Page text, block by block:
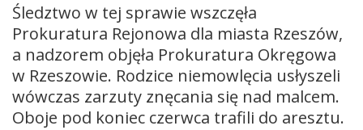
Śledztwo w tej sprawie wszczęła
Prokuratura Rejonowa dla miasta Rzeszów,
a nadzorem objęła Prokuratura Okręgowa
w Rzeszowie. Rodzice niemowlęcia usłyszeli
wówczas zarzuty znęcania się nad malcem.
Oboje pod koniec czerwca trafili do aresztu.